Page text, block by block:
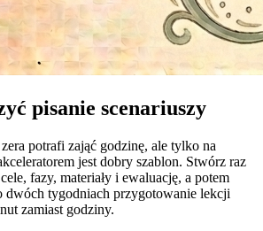
pisanie scenariuszy
potrafi zająć godzinę, ale tylko na
jest dobry szablon. Stwórz raz
fazy, materiały i ewaluację, a potem
dwóch tygodniach przygotowanie lekcji
zamiast godziny.